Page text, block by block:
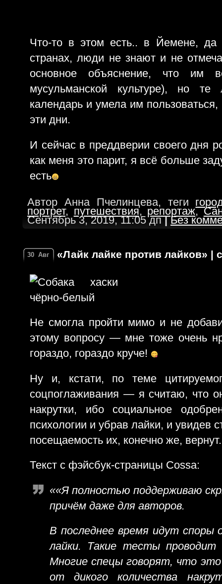
Что-то в этом есть.. в Йемене, да
странах, люди не знают и не
основное объяснение, что им
мусульманской культуре), но
календарь и умела им
эти дни.
И сейчас в преддверии своего дня
как меня это парит, я всё больше
есть
Автор Анна Пчелинцева, теги
портрет, путешествия, репортаж,
Сентябрь 3, 2019, 11:05 дп| Без
30 Авг «Лайк лайке против лайков» |
Не смогла пройти мимо и не
этому вопросу — мне тоже очень
гораздо, гораздо круче!
Ну и, кстати, по теме
соцпоглаживания — я считаю, что
накрутки, ибо социальное
психологии и убрав лайки, и увидев
посещаемость их, конечно же, вернут.
Текст с фэйсбук-страницы Cossa:
««Я полностью поддерживаю
причём даже для авторов.
В последнее время идут споры
лайки. Такие тесты
Многие спецы говорят, что
от дикого количества